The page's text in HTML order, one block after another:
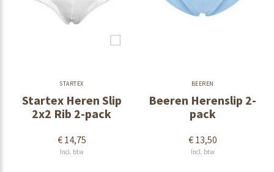
STARTEX
Startex Heren Slip
2x2 Rib 2-pack
€ 14,75
Incl. btw
BEEREN
Beeren Herenslip 2-
pack
€ 13,50
Incl. btw